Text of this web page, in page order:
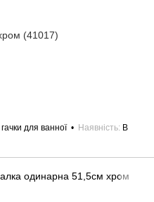
(41017)
для ванної Наявність В